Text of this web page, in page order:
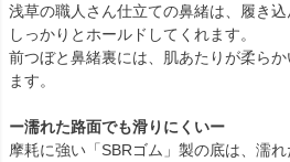
浅草の職人さん仕立ての鼻緒は、履き
しっかりとホールドしてくれます。
前つぼと鼻緒裏には、肌あたりが柔ら
ます。
ー濡れた路面でも滑りにくいー
摩耗に強い「SBRゴム」製の底は、濡